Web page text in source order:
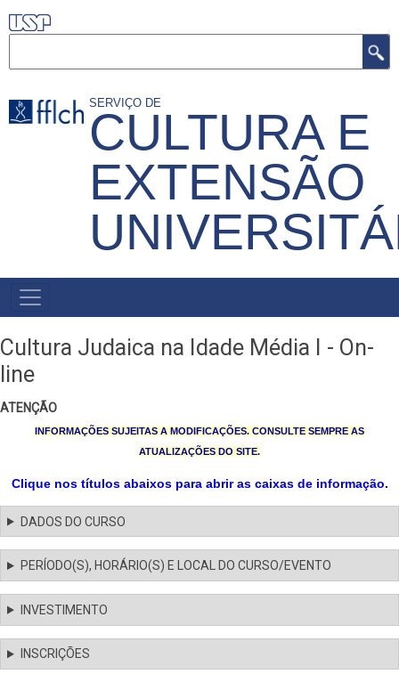
Pular
para
principal
SERVIÇO DE
CULTURA E
EXTENSÃO
MENU
PRIMÁRIO
Cultura Judaica na Idade Média I - On-
line
ATENÇÃO
INFORMAÇÕES SUJEITAS A MODIFICAÇÕES. CONSULTE SEMPRE AS
ATUALIZAÇÕES DO SITE.
Clique nos títulos abaixos para abrir as caixas de informação.
DADOS DO CURSO
PERÍODO(S), HORÁRIO(S) E LOCAL DO CURSO/EVENTO
INVESTIMENTO
INSCRIÇÕES